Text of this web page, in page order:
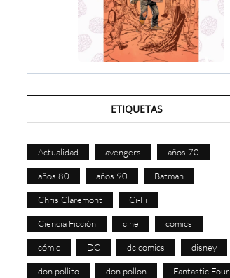
ETIQUETAS
Actualidad avengers años 70
años 80 años 90 Batman
Chris Claremont Ci-Fi
Ciencia Ficción cine comics
cómic DC dc comics disney
don pollito don pollon Fantastic Four